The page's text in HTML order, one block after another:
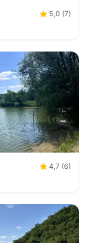
5,0 (7)
4,7 (6)